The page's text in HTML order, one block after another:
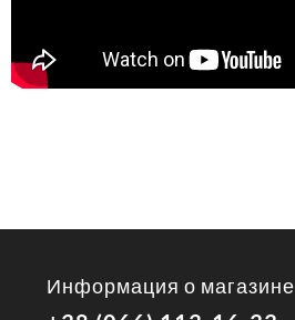
Информация о магазине